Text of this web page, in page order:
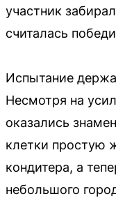
участник
считалась
Испытание
Несмотря на
оказались
клетки простую
кондитера, а
небольшого